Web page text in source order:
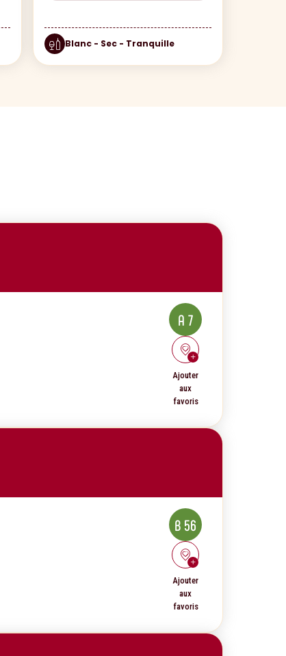
Blanc - Sec - Tranquille
A 7
Ajouter
aux
favoris
B 56
Ajouter
aux
favoris